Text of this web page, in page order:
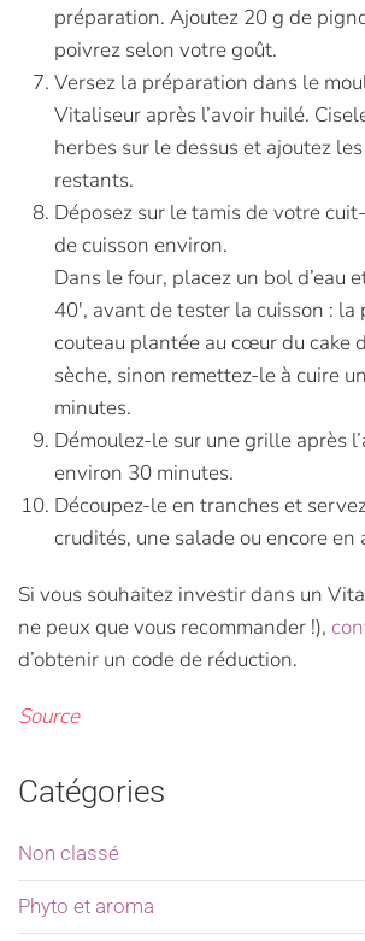
préparation. Ajoutez 20 g de
poivrez selon votre goût.
Versez la préparation dans le
Vitaliseur après l’avoir huilé.
herbes sur le dessus et ajoutez
restants.
Déposez sur le tamis de votre
de cuisson environ.
Dans le four, placez un bol d’eau
40′, avant de tester la cuisson : la
couteau plantée au cœur du cake
sèche, sinon remettez-le à cuire
minutes.
Démoulez-le sur une grille après
environ 30 minutes.
Découpez-le en tranches et
crudités, une salade ou encore en
Si vous souhaitez investir dans un
ne peux que vous recommander !),
d’obtenir un code de réduction.
Source
Catégories
Non classé
Phyto et aroma